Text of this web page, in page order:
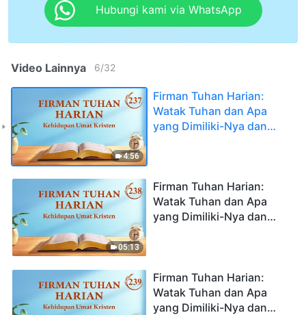
Hubungi kami via WhatsApp
Video Lainnya 6/32
4:56
Firman Tuhan Harian:
Watak Tuhan dan Apa
yang Dimiliki-Nya dan
05:13
Firman Tuhan Harian:
Watak Tuhan dan Apa
yang Dimiliki-Nya dan
Firman Tuhan Harian:
Watak Tuhan dan Apa
yang Dimiliki-Nya dan